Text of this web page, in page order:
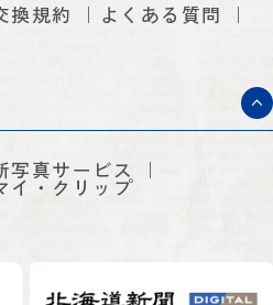
換規約 よくある質問
写真サービス
イ・クリップ